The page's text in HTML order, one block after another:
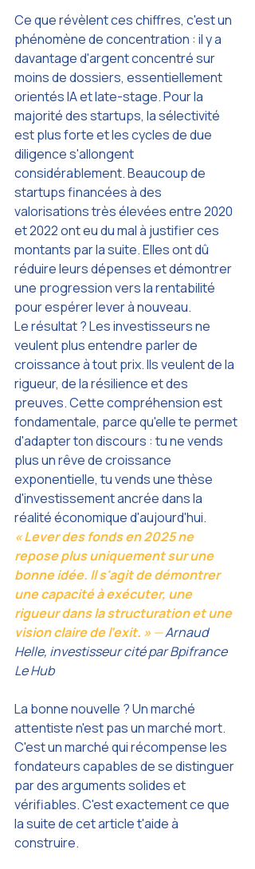
Ce que révèlent ces chiffres, c'est un
phénomène de concentration : il y a
davantage d'argent concentré sur
moins de dossiers, essentiellement
orientés IA et late-stage. Pour la
majorité des startups, la sélectivité
est plus forte et les cycles de due
diligence s'allongent
considérablement. Beaucoup de
startups financées à des
valorisations très élevées entre 2020
et 2022 ont eu du mal à justifier ces
montants par la suite. Elles ont dû
réduire leurs dépenses et démontrer
une progression vers la rentabilité
pour espérer lever à nouveau.
Le résultat ? Les investisseurs ne
veulent plus entendre parler de
croissance à tout prix. Ils veulent de la
rigueur, de la résilience et des
preuves. Cette compréhension est
fondamentale, parce qu'elle te permet
d'adapter ton discours : tu ne vends
plus un rêve de croissance
exponentielle, tu vends une thèse
d'investissement ancrée dans la
réalité économique d'aujourd'hui.
« Lever des fonds en 2025 ne
repose plus uniquement sur une
bonne idée. Il s'agit de démontrer
une capacité à exécuter, une
rigueur dans la structuration et une
vision claire de l'exit. » — Arnaud
Helle, investisseur cité par Bpifrance
Le Hub
La bonne nouvelle ? Un marché
attentiste n'est pas un marché mort.
C'est un marché qui récompense les
fondateurs capables de se distinguer
par des arguments solides et
vérifiables. C'est exactement ce que
la suite de cet article t'aide à
construire.